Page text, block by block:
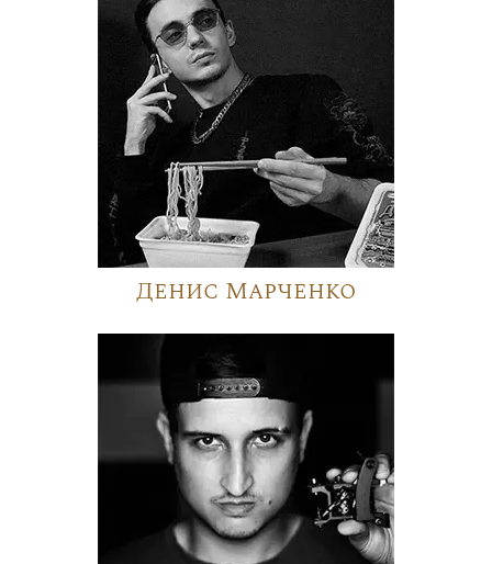
Денис Марченко